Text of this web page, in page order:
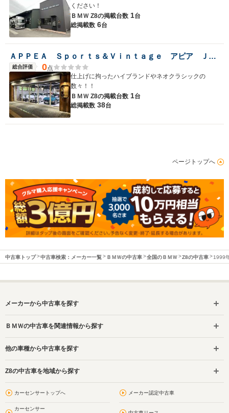
ください！
ＢＭＷ Z8の掲載台数 1台
総掲載数 6台
ＡＰＰＥＡ Ｓｐｏｒｔｓ＆Ｖｉｎｔａｇｅ アピア ＪＵ適正販売店
総合評価 0点
仕上げに拘ったハイブランドやネオクラシックの
数々！！
ＢＭＷ Z8の掲載台数 1台
総掲載数 38台
ページトップへ
中古車トップ 中古車検索：メーカー一覧 ＢＭＷの中古車 全国のＢＭＷ Z8の中古車 1999
メーカーから中古車を探す
ＢＭＷの中古車を関連情報から探す
他の車種から中古車を探す
Z8の中古車を地域から探す
カーセンサートップへ メーカー認定中古車
カーセンサー